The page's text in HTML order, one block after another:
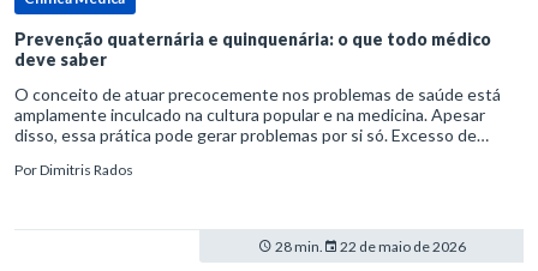
Prevenção quaternária e quinquenária: o que todo médico
deve saber
O conceito de atuar precocemente nos problemas de saúde está
amplamente inculcado na cultura popular e na medicina. Apesar
disso, essa prática pode gerar problemas por si só. Excesso de
PorDimitris Rados
28 min. 22 de maio de 2026